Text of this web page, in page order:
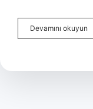
Devamını okuyun